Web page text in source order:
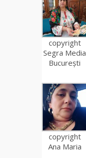
copyright
Segra Media
București
copyright
Ana Maria